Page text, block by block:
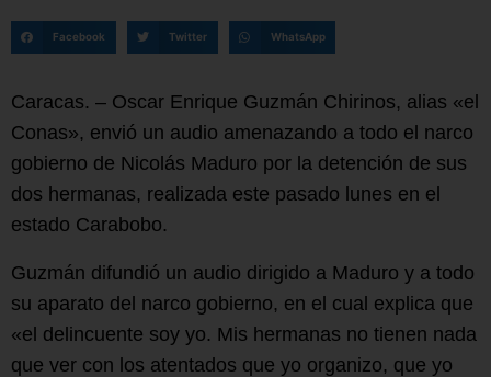
Facebook Twitter WhatsApp
Caracas. – Oscar Enrique Guzmán Chirinos, alias «el
Conas», envió un audio amenazando a todo el narco
gobierno de Nicolás Maduro por la detención de sus
dos hermanas, realizada este pasado lunes en el
estado Carabobo.
Guzmán difundió un audio dirigido a Maduro y a todo
su aparato del narco gobierno, en el cual explica que
«el delincuente soy yo. Mis hermanas no tienen nada
que ver con los atentados que yo organizo, que yo